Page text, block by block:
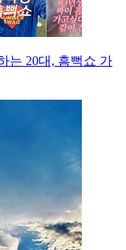
는 20대, 흠뻑쇼 가